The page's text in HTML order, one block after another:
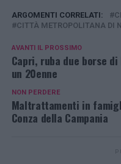
ARGOMENTI CORRELATI:
CITTÀ METROPOLITANA DI
AVANTI IL ​​PROSSIMO
Capri, ruba due borse
un 20enne
NON PERDERE
Maltrattamenti in
Conza della Campania